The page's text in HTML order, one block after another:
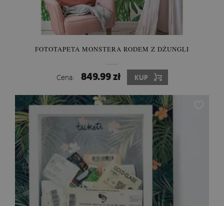
FOTOTAPETA MONSTERA RODEM Z DŻUNGLI
Cena: 849.99 zł KUP